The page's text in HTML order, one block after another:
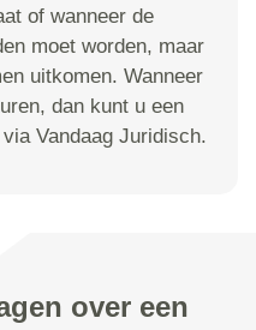
of wanneer de
moet worden, maar
uitkomen. Wanneer
dan kunt u een
Vandaag Juridisch.
over een